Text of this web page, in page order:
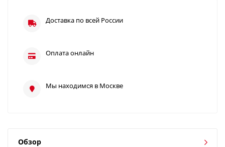
Доставка по всей России
Оплата онлайн
Мы находимся в Москве
Обзор